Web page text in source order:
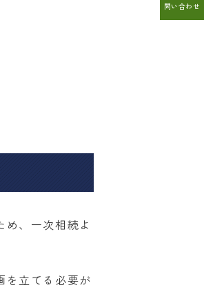
、一次相続よ
を立てる必要が
問い合わせ